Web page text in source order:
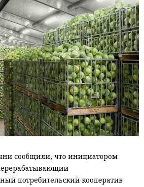
сообщили, что инициатором
потребительский кооператив